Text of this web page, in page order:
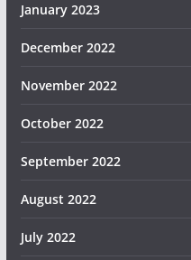
January 2023
December 2022
November 2022
October 2022
September 2022
August 2022
July 2022